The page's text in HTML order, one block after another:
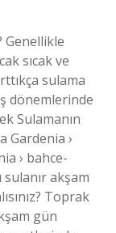
Genellikle
sıcak ve
sulama
dönemlerinde
Sulamanın
Gardenia ›
› bahce-
akşam
Toprak
gün